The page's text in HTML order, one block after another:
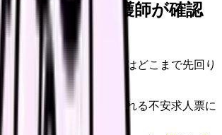
求人票を、看護師が確認
直せます
安を、自院の求人票ではどこまで先回り
すか？
見せ方 応募前に離脱される不安求人票に